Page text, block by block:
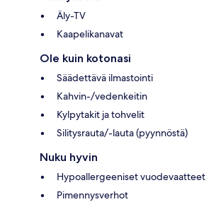
Äly-TV
Kaapelikanavat
Ole kuin kotonasi
Säädettävä ilmastointi
Kahvin-/vedenkeitin
Kylpytakit ja tohvelit
Silitysrauta/-lauta (pyynnöstä)
Nuku hyvin
Hypoallergeeniset vuodevaatteet
Pimennysverhot